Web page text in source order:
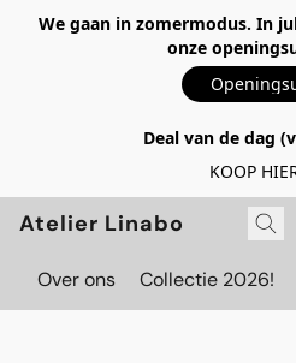
We gaan in zomermodus. In
onze
Deal van de dag
KOOP
Atelier Linabo
Over ons Collectie 2026!